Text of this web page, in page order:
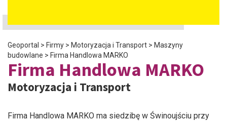
Geoportal > Firmy > Motoryzacja i Transport > Maszyny
budowlane > Firma Handlowa MARKO
Firma Handlowa MARKO
Motoryzacja i Transport
Firma Handlowa MARKO ma siedzibę w Świnoujściu przy